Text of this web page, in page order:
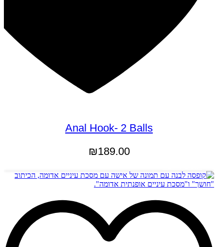
Anal Hook- 2 Balls
₪189.00